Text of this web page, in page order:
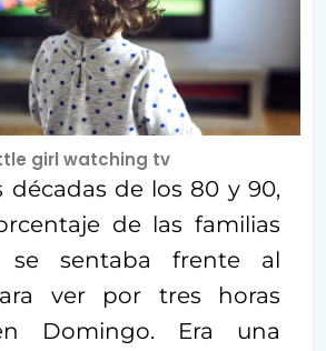
girl watching tv
décadas de los 80 y 90,
de las familias
se sentaba frente al
ver por tres horas
Domingo. Era una